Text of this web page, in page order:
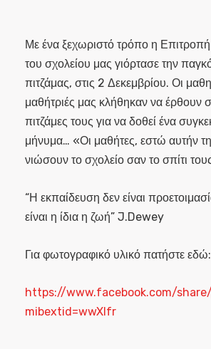
Με ένα ξεχωριστό τρόπο η
του σχολείου μας γιόρτασε την
πιτζάμας, στις 2 Δεκεμβρίου. Οι
μαθήτριές μας κλήθηκαν να έρθουν
πιτζάμες τους για να δοθεί ένα
μήνυμα… «Οι μαθήτες, εστώ αυτήν
νιώσουν το σχολείο σαν το σπίτι
“Η εκπαίδευση δεν είναι
είναι η ίδια η ζωή” J.Dewey
Για φωτογραφικό υλικό πατήστε εδώ:
https://www.facebook.com/
mibextid=wwXIfr